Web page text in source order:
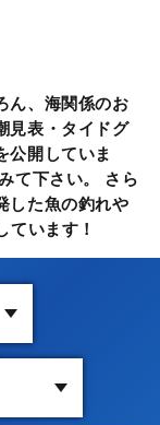
ん、海関係のお
見表・タイドグ
公開していま
て下さい。 さら
した魚の釣れや
ています！